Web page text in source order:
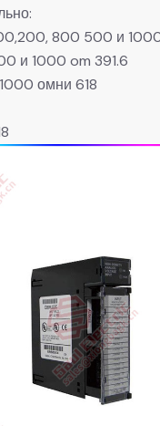
800 500 и
и 1000 om 391.6
омни 618